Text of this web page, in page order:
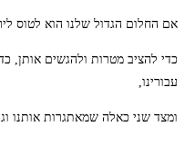
אם החלום הגדול שלנו הוא לטוס לירח עד גיל 30, כנראה
כדי להציב מטרות ולהגשים אותן,
עבורינו,
ומצד שני כאלה שמאתגרות אותנו